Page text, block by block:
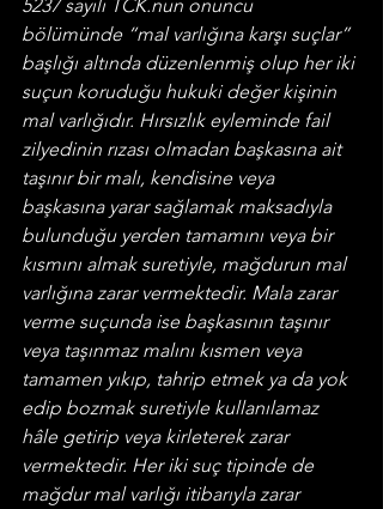
5237 sayılı TCK.nun onuncu
bölümünde “mal varlığına karşı suçlar”
başlığı altında düzenlenmiş olup her iki
suçun koruduğu hukuki değer kişinin
mal varlığıdır. Hırsızlık eyleminde fail
zilyedinin rızası olmadan başkasına ait
taşınır bir malı, kendisine veya
başkasına yarar sağlamak maksadıyla
bulunduğu yerden tamamını veya bir
kısmını almak suretiyle, mağdurun mal
varlığına zarar vermektedir. Mala zarar
verme suçunda ise başkasının taşınır
veya taşınmaz malını kısmen veya
tamamen yıkıp, tahrip etmek ya da yok
edip bozmak suretiyle kullanılamaz
hâle getirip veya kirleterek zarar
vermektedir. Her iki suç tipinde de
mağdur mal varlığı itibarıyla zarar